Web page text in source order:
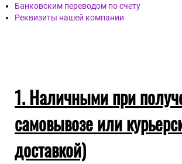
Банковским переводом по счету
Реквизиты нашей компании
1. Наличными при
самовывозе или
доставкой)